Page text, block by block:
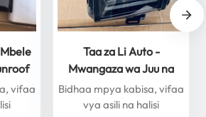
Auto
Wako
vifaa
Taa za Li Auto -
Mwangaza wa Juu na
Utendaji kwa Usalama
wa Mwisho
Bidhaa mpya kabisa, vifaa
vya asili na halisi